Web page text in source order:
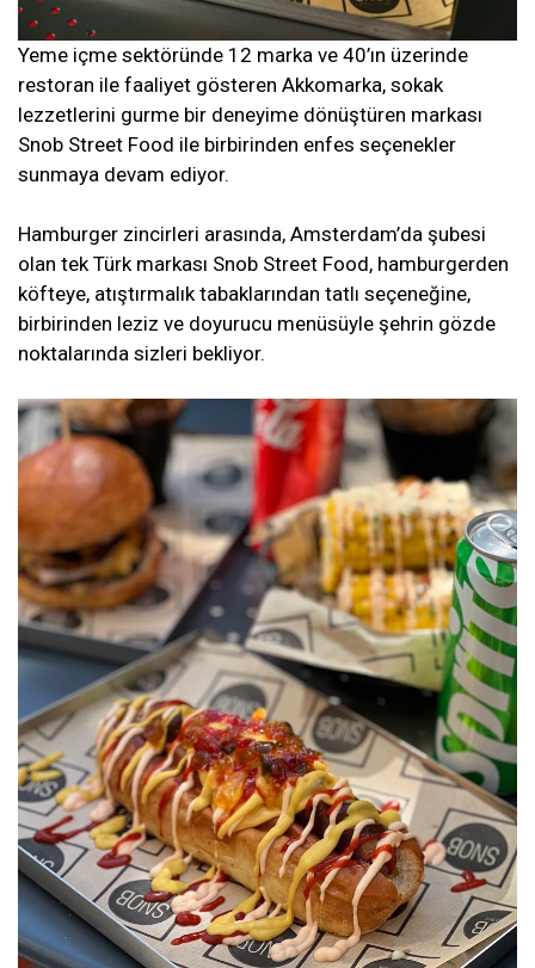
Yeme içme sektöründe 12 marka ve 40’ın üzerinde
restoran ile faaliyet gösteren Akkomarka, sokak
lezzetlerini gurme bir deneyime dönüştüren markası
Snob Street Food ile birbirinden enfes seçenekler
sunmaya devam ediyor.
Hamburger zincirleri arasında, Amsterdam’da şubesi
olan tek Türk markası Snob Street Food, hamburgerden
köfteye, atıştırmalık tabaklarından tatlı seçeneğine,
birbirinden leziz ve doyurucu menüsüyle şehrin gözde
noktalarında sizleri bekliyor.